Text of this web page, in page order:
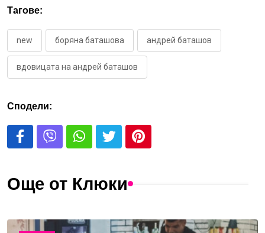
Тагове:
new боряна баташова андрей баташов
вдовицата на андрей баташов
Сподели:
Още от Клюки